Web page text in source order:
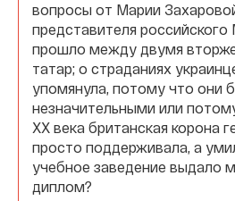
вопросы от Марии
представителя
прошло между двумя
татар; о страданиях
упомянула, потому что они
незначительными или
XX века британская корона
просто поддерживала, а
учебное заведение выдало
диплом?